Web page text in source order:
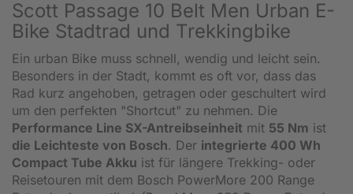
Scott Passage 10 Belt Men Urban E-
Bike Stadtrad und Trekkingbike
Ein urban Bike muss schnell, wendig und leicht sein.
Besonders in der Stadt, kommt es oft vor, dass das
Rad kurz angehoben, getragen oder geschultert wird
um den perfekten "Shortcut" zu nehmen. Die
Performance Line SX-Antreibseinheit mit 55 Nm ist
die Leichteste von Bosch. Der integrierte 400 Wh
Compact Tube Akku ist für längere Trekking- oder
Reisetouren mit dem Bosch PowerMore 200 Range